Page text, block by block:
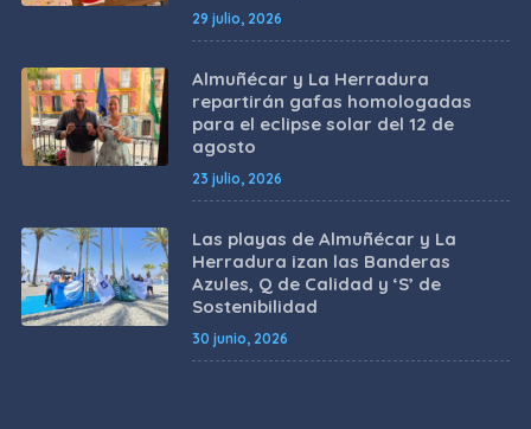
29 julio, 2026
Almuñécar y La Herradura
repartirán gafas homologadas
para el eclipse solar del 12 de
agosto
23 julio, 2026
Las playas de Almuñécar y La
Herradura izan las Banderas
Azules, Q de Calidad y ‘S’ de
Sostenibilidad
30 junio, 2026